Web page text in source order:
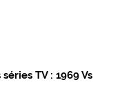
TV : 1969 Vs